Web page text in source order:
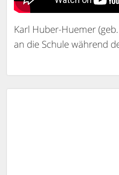
Karl Huber-Huemer
an die Schule während